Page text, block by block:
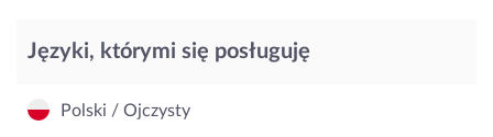
Języki, którymi się posługuję
Polski / Ojczysty